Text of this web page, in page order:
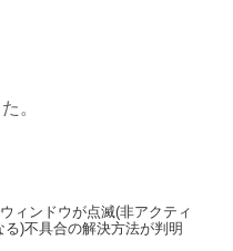
。
ィンドウが点滅(非アクティ
る)不具合の解決方法が判明